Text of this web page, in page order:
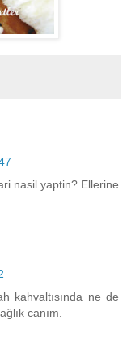
nasil yaptin? Ellerine
kahvaltısında ne de
canım.